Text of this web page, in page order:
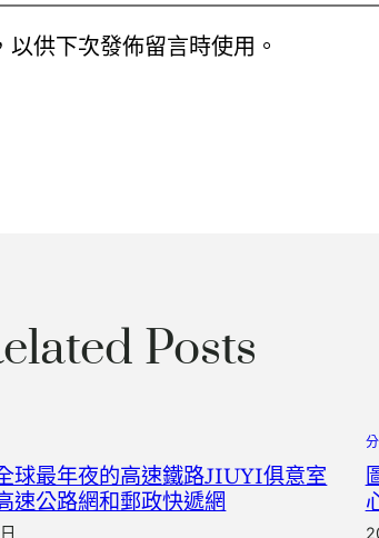
供下次發佈留言時使用。
Posts
球最年夜的高速鐵路JIUYI俱意室
速公路網和郵政快遞網